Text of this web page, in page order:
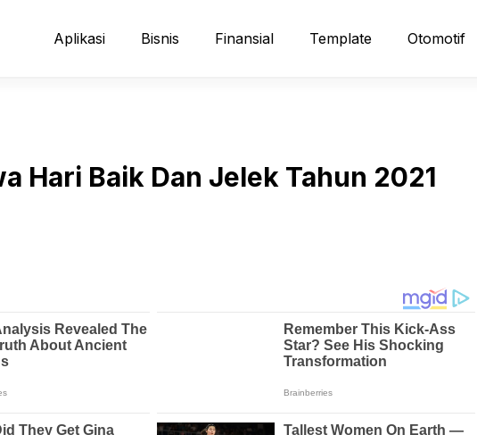
Aplikasi Bisnis Finansial Template Otomotif
Hari Baik Dan Jelek Tahun 2021